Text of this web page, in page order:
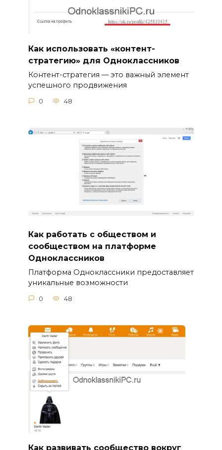
Как использовать «контент-
стратегию» для Одноклассников
Контент-стратегия — это важный элемент
успешного продвижения
0 48
Как работать с обществом и
сообществом на платформе
Одноклассников
Платформа Одноклассники предоставляет
уникальные возможности
0 48
Как развивать сообщество вокруг